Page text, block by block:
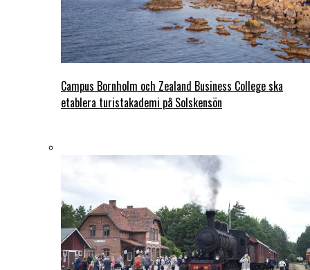
Campus Bornholm och Zealand Business College ska
etablera turistakademi på Solskensön